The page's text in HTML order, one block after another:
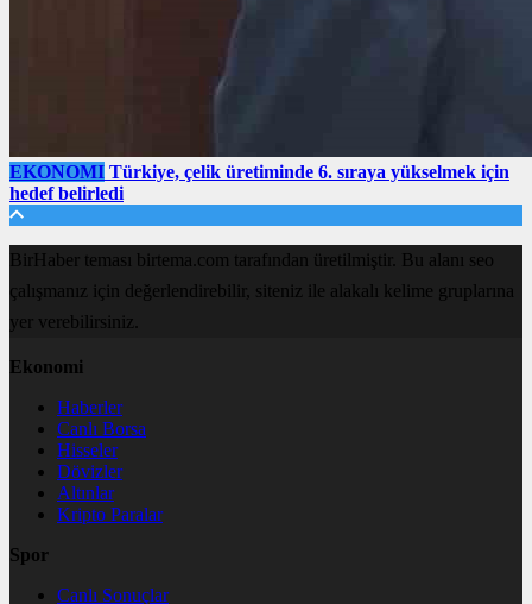
EKONOMI Türkiye, çelik üretiminde 6. sıraya yükselmek için
hedef belirledi
BirHaber teması birtema.com tarafından üretilmiştir. Bu alanı seo
çalışmanız için değerlendirebilir, siteniz ile alakalı kelime gruplarına
yer verebilirsiniz.
Ekonomi
Haberler
Canlı Borsa
Hisseler
Dövizler
Altınlar
Kripto Paralar
Spor
Canlı Sonuçlar